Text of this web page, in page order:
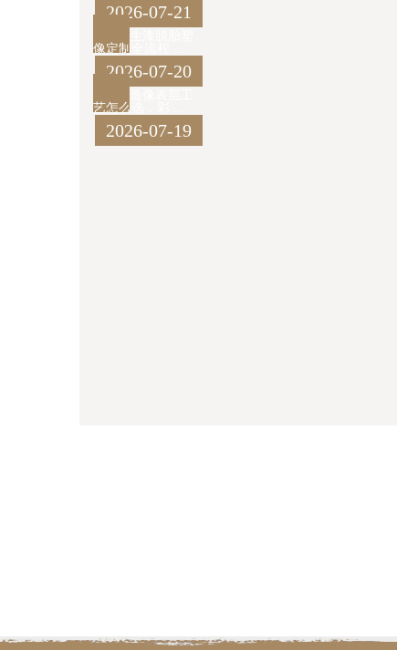
2026-07-21
像定制全流程 ...
2026-07-20
艺怎么选，彩 ...
2026-07-19